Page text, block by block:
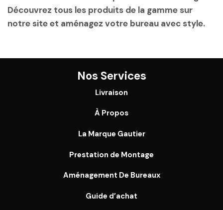
Découvrez tous les produits de la gamme sur
notre site et aménagez votre bureau avec style.
Nos Services
Livraison
À Propos
La Marque Gautier
Prestation de Montage
Aménagement De Bureaux
Guide d’achat